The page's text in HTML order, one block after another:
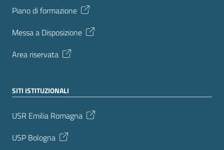
Piano di formazione
Messa a Disposizione
Area riservata
SITI ISTITUZIONALI
USR Emilia Romagna
USP Bologna